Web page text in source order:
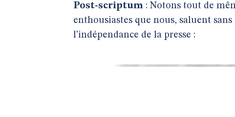
Post-scriptum : Notons tout de
enthousiastes que nous, saluent
l’indépendance de la presse :